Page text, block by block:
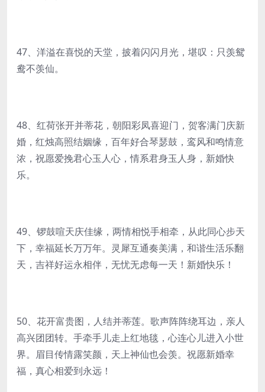
47、洋溢在喜悦的天堂，披着闪闪月光，堪叹：只羡鸳
鸯不羡仙。
48、红荷张开并蒂花，朝阳彩凤喜迎门，贺客满门庆新
婚，红烛高照结姻缘，百年好合琴瑟鼓，鸾风和鸣情意
浓，祝愿爱挽君心玉人心，情系君身玉人身，新婚快
乐。
49、锣鼓喧天庆佳缘，两情相悦手相牵，从此同心步天
下，幸福延长万万年。灵犀互通奏美满，和谐生活乐翻
天，吉祥好运永相伴，无忧无虑每一天！新婚快乐！
50、花开富贵图，人结并蒂莲。歌声阵阵绕耳边，亲人
高兴团团转。手牵手儿走上红地毯，心连心儿进入小世
界。眉目传情露笑颜，天上神仙也会羡。祝愿新婚幸
福，真心相爱到永远！